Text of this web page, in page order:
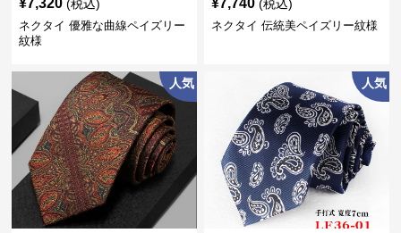
¥7,320 (税込)
ネクタイ 優雅な曲線ペイズリー
紋様
¥7,740 (税込)
ネクタイ 伝統美ペイズリー紋様
人気 人気